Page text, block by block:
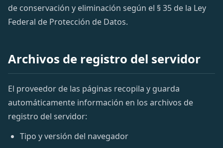
de conservación y eliminación según el § 35 de la Ley
Federal de Protección de Datos.
Archivos de registro del servidor
El proveedor de las páginas recopila y guarda
automáticamente información en los archivos de
registro del servidor:
Tipo y versión del navegador